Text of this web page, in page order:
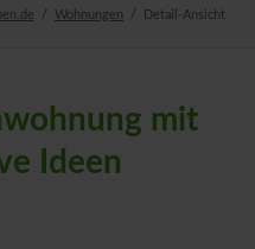
Wohnungen Detail-Ansicht
mit
Ideen